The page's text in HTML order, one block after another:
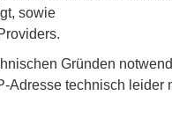
sowie
Gründen
Adresse technisch leider